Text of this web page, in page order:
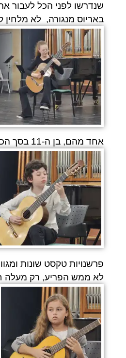
שנדרשו לפני הכל לעבור
באריוס מנגורה, לא מלחין
אחד מהם, בן ה-11 בסך הכל, זכה במקום הרביעי ועקף מתחרים רבים, יותר בוגרים ממנו.
פרשנויות טקסט שונות
לא ממש הפריע, רק מעלה